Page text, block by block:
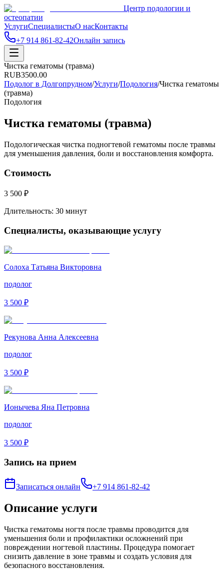
Центр подологии и
остеопатии
УслугиСпециалистыО насКонтакты
+7 914 861-82-42Онлайн запись
Чистка гематомы (травма)
RUB3500.00
Подолог в Долгопрудном/Услуги/Подология/Чистка гематомы
(травма)
Подология
Чистка гематомы (травма)
Подологическая чистка подногтевой гематомы после травмы
для уменьшения давления, боли и восстановления комфорта.
Стоимость
3 500 ₽
Длительность: 30 минут
Специалисты, оказывающие услугу
Солоха Татьяна Викторовна
подолог
3 500 ₽
Рекунова Анна Алексеевна
подолог
3 500 ₽
Ионычева Яна Петровна
подолог
3 500 ₽
Запись на прием
Записаться онлайн +7 914 861-82-42
Описание услуги
Чистка гематомы ногтя после травмы проводится для
уменьшения боли и профилактики осложнений при
повреждении ногтевой пластины. Процедура помогает
снизить давление в зоне травмы и создать условия для
безопасного восстановления.